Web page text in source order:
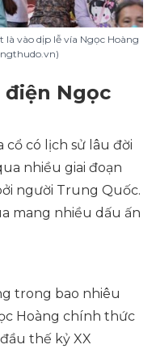
là vào dịp lễ vía Ngọc Hoàng
Ngọc
có lịch sử lâu đời
nhiều giai đoạn
người Trung Quốc.
mang nhiều dấu ấn
trong bao nhiêu
Hoàng chính thức
thế kỷ XX